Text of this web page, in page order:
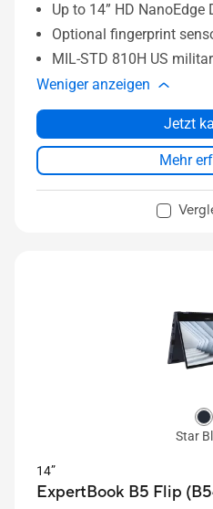
Up to 14” HD NanoEdge
Optional fingerprint
MIL-STD 810H US
Weniger anzeigen
Jetzt
Mehr
Star
14”
ExpertBook B5 Flip